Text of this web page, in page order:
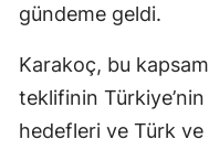
gündeme geldi.
Karakoç, bu
teklifinin
hedefleri ve Türk ve